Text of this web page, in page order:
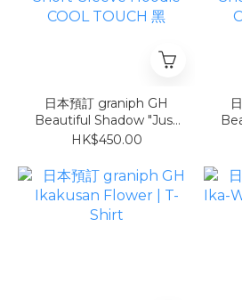
日本預訂 graniph GH
Beautiful Shadow "Just
Be Here" | Oversized
COOL TOUCH 黑
HK$450.00